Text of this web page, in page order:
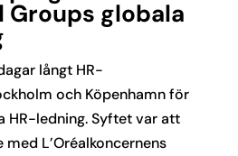
Groups globala
långt HR-
och Köpenhamn för
HR-ledning. Syftet var att
L’Oréalkoncernens